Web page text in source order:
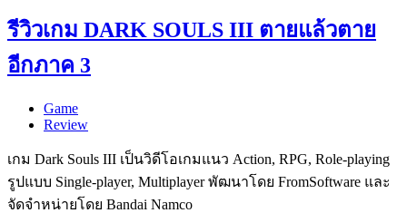
รีวิวเกม DARK SOULS III ตายแล้วตาย
อีกภาค 3
Game
Review
เกม Dark Souls III เป็นวิดีโอเกมแนว Action, RPG, Role-playing
รูปแบบ Single-player, Multiplayer พัฒนาโดย FromSoftware และ
จัดจำหน่ายโดย Bandai Namco